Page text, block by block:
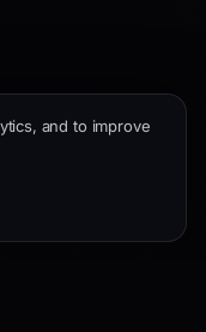
and to improve